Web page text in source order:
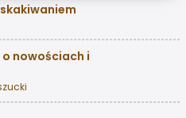
nowościach i